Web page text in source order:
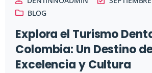
BLOG
Explora el Turismo
Colombia: Un Destino
Excelencia y Cultura